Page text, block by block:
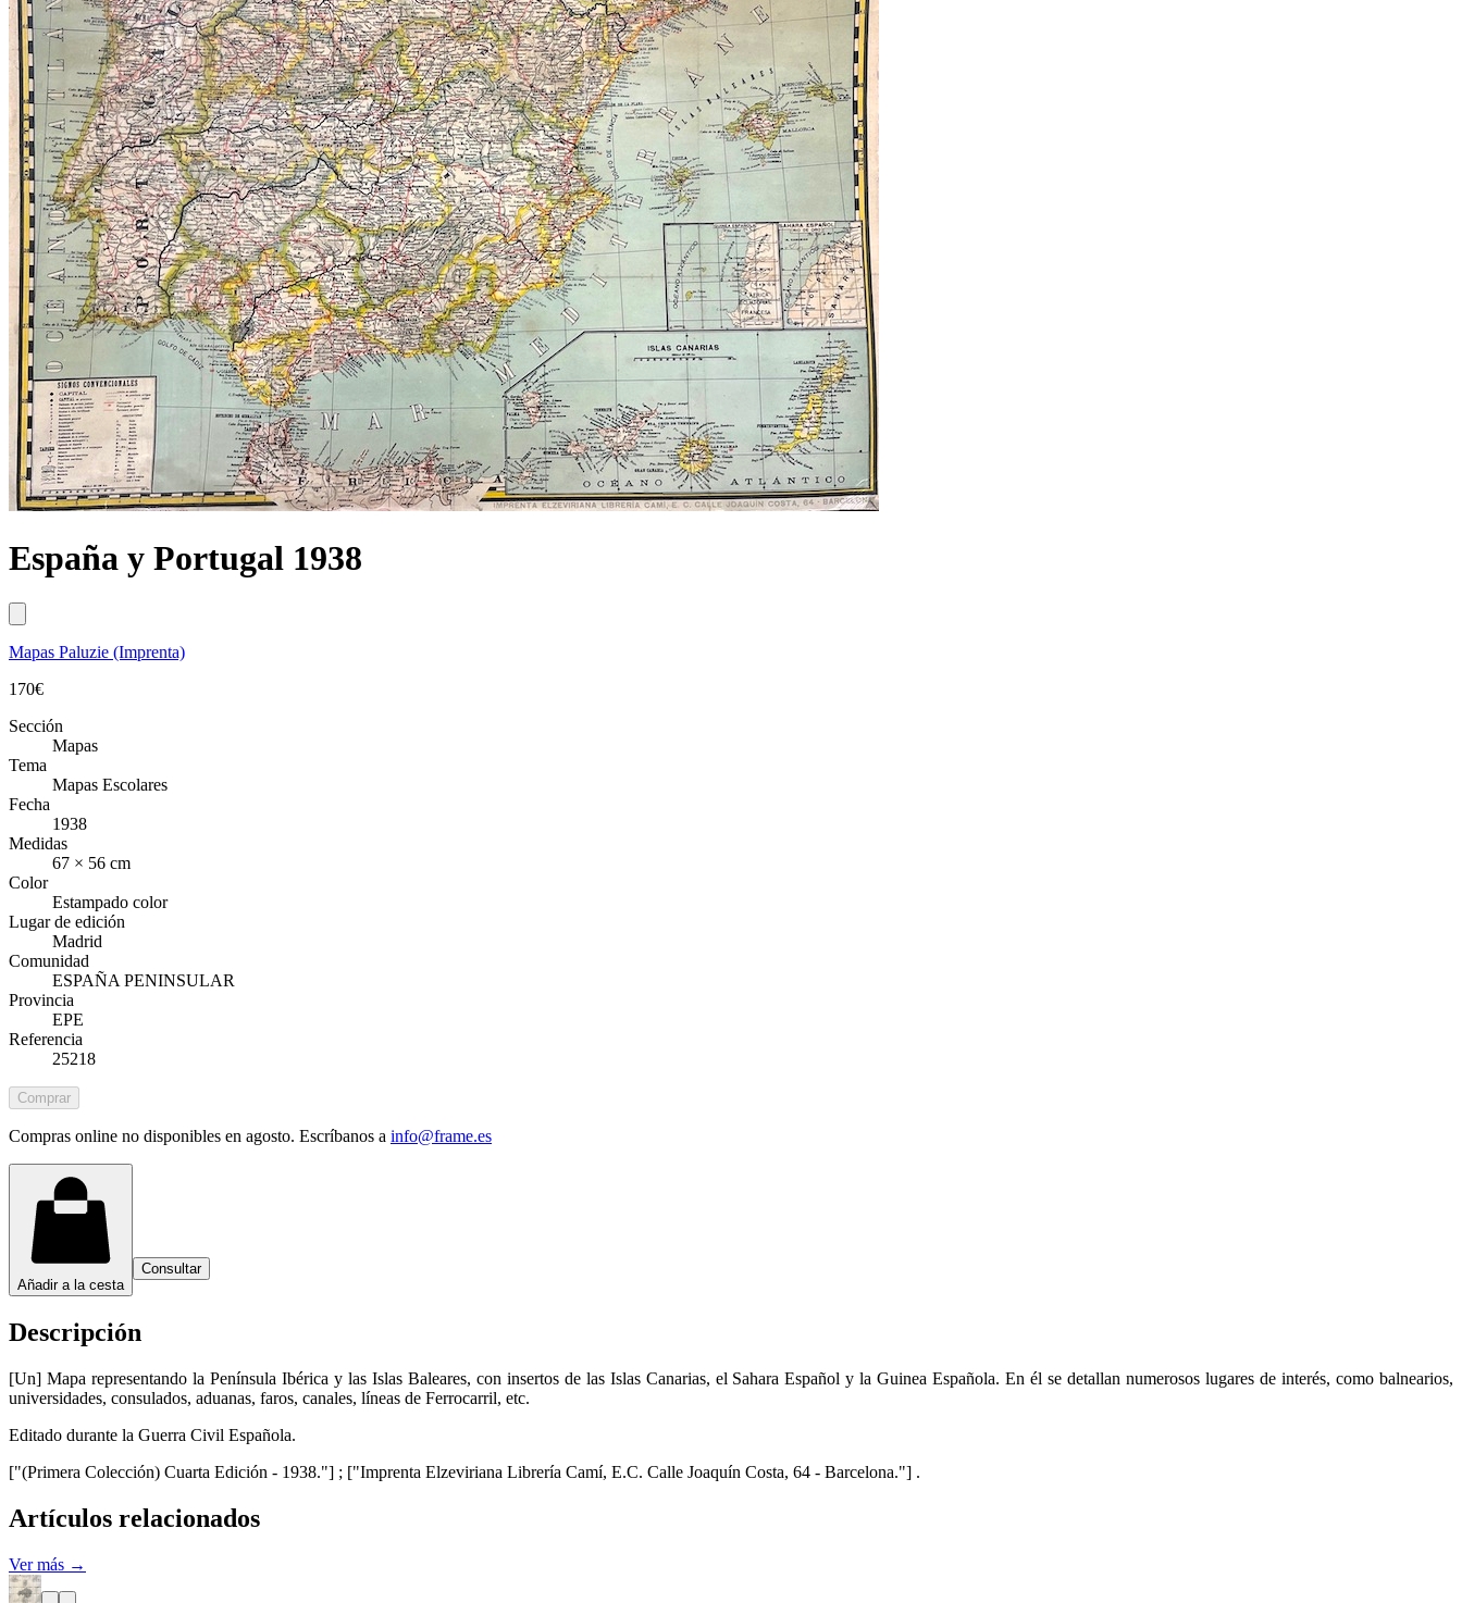
España y Portugal 1938
Mapas Paluzie (Imprenta)
170€
Sección
Mapas
Tema
Mapas Escolares
Fecha
1938
Medidas
67 × 56 cm
Color
Estampado color
Lugar de edición
Madrid
Comunidad
ESPAÑA PENINSULAR
Provincia
EPE
Referencia
25218
Comprar
Compras online no disponibles en agosto. Escríbanos a info@frame.es
Añadir a la cesta
Consultar
Descripción
[Un] Mapa representando la Península Ibérica y las Islas Baleares, con insertos de las Islas Canarias, el Sahara Español y la Guinea Española. En él se detallan numerosos lugares de interés, como balnearios,
universidades, consulados, aduanas, faros, canales, líneas de Ferrocarril, etc.
Editado durante la Guerra Civil Española.
["(Primera Colección) Cuarta Edición - 1938."] ; ["Imprenta Elzeviriana Librería Camí, E.C. Calle Joaquín Costa, 64 - Barcelona."] .
Artículos relacionados
Ver más →